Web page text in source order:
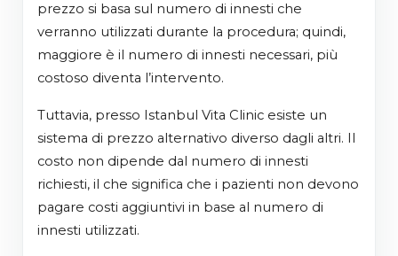
prezzo si basa sul numero di innesti che
verranno utilizzati durante la procedura; quindi,
maggiore è il numero di innesti necessari, più
costoso diventa l’intervento.
Tuttavia, presso Istanbul Vita Clinic esiste un
sistema di prezzo alternativo diverso dagli altri. Il
costo non dipende dal numero di innesti
richiesti, il che significa che i pazienti non devono
pagare costi aggiuntivi in base al numero di
innesti utilizzati.